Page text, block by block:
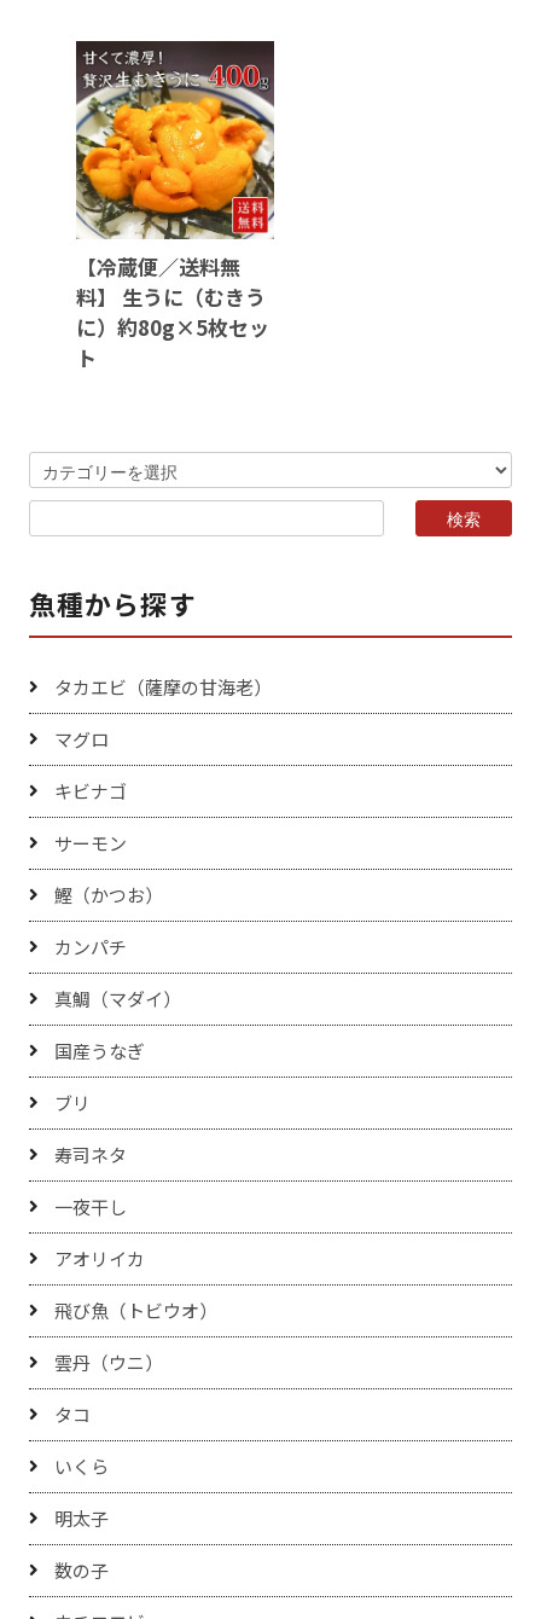
【冷蔵便／送料無
料】 生うに（むきう
に）約80g×5枚セッ
ト
魚種から探す
タカエビ（薩摩の甘海老）
マグロ
キビナゴ
サーモン
鰹（かつお）
カンパチ
真鯛（マダイ）
国産うなぎ
ブリ
寿司ネタ
一夜干し
アオリイカ
飛び魚（トビウオ）
雲丹（ウニ）
タコ
いくら
明太子
数の子